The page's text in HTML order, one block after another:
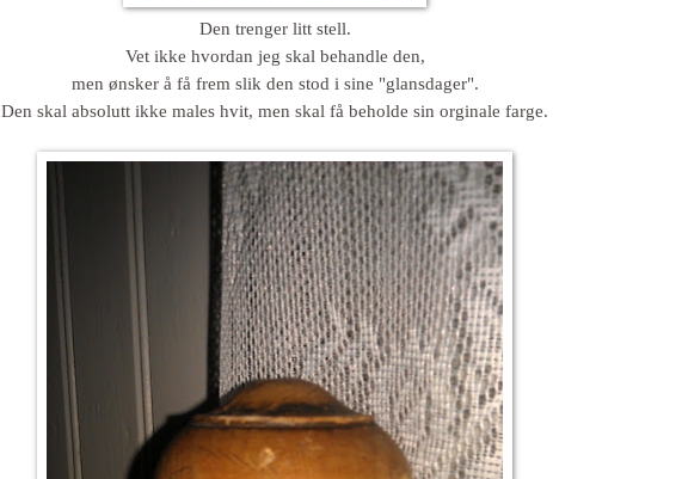
Den trenger litt stell.
Vet ikke hvordan jeg skal behandle den,
men ønsker å få frem slik den stod i sine "glansdager".
Den skal absolutt ikke males hvit, men skal få beholde sin orginale farge.